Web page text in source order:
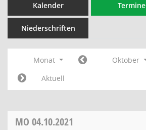
Kalender Termine
Niederschriften
Monat Oktober
Aktuell
MO 04.10.2021